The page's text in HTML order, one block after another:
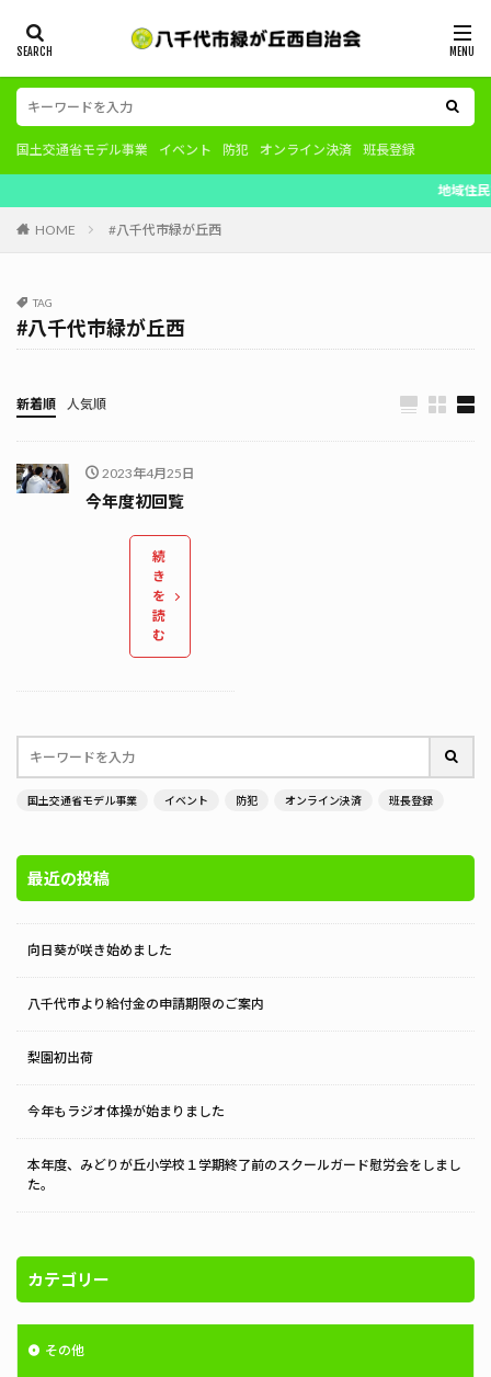
国土交通省モデル事業 イベント 防犯 オンライン決済 班長登録
地域住民で
HOME #八千代市緑が丘西
TAG
#八千代市緑が丘西
新着順 人気順
2023年4月25日
今年度初回覧
続
き
を
読
む
国土交通省モデル事業 イベント 防犯 オンライン決済 班長登録
最近の投稿
向日葵が咲き始めました
八千代市より給付金の申請期限のご案内
梨園初出荷
今年もラジオ体操が始まりました
本年度、みどりが丘小学校１学期終了前のスクールガード慰労会をしまし
た。
カテゴリー
その他